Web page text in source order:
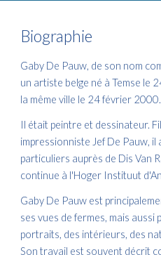
Biographie
Gaby De Pauw, de son nom
un artiste belge né à Temse le
la même ville le 24 février 2000.
Il était peintre et dessinateur.
impressionniste Jef De Pauw, il
particuliers auprès de Dis Van
continue à l'Hoger Instituut
Gaby De Pauw est
ses vues de fermes, mais aussi
portraits, des intérieurs, des
Son travail est souvent décrit